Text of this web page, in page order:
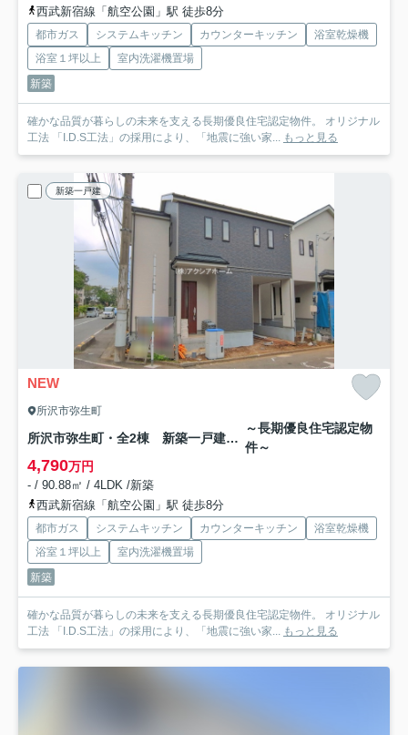
西武新宿線「航空公園」駅 徒歩8分
都市ガス システムキッチン カウンターキッチン
浴室乾燥機
浴室１坪以上
室内洗濯機置場
新築
確かな品質が暮らしの未来を支える長期優良住宅認定物件。 オリジナル
工法 「I.D.S工法」の採用により、「地震に強い家... もっと見る
新築一戸建
NEW
所沢市弥生町
所沢市弥生町・全2棟 新築一戸建 B号棟
～長期優良住宅認定物
件～
4,790万円
- / 90.88㎡ / 4LDK /新築
西武新宿線「航空公園」駅 徒歩8分
都市ガス システムキッチン カウンターキッチン
浴室乾燥機
浴室１坪以上
室内洗濯機置場
新築
確かな品質が暮らしの未来を支える長期優良住宅認定物件。 オリジナル
工法 「I.D.S工法」の採用により、「地震に強い家... もっと見る